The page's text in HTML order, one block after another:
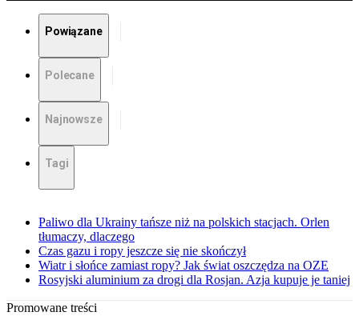
Powiązane
Polecane
Najnowsze
Tagi
Paliwo dla Ukrainy tańsze niż na polskich stacjach. Orlen
tłumaczy, dlaczego
Czas gazu i ropy jeszcze się nie skończył
Wiatr i słońce zamiast ropy? Jak świat oszczędza na OZE
Rosyjski aluminium za drogi dla Rosjan. Azja kupuje je taniej
Promowane treści